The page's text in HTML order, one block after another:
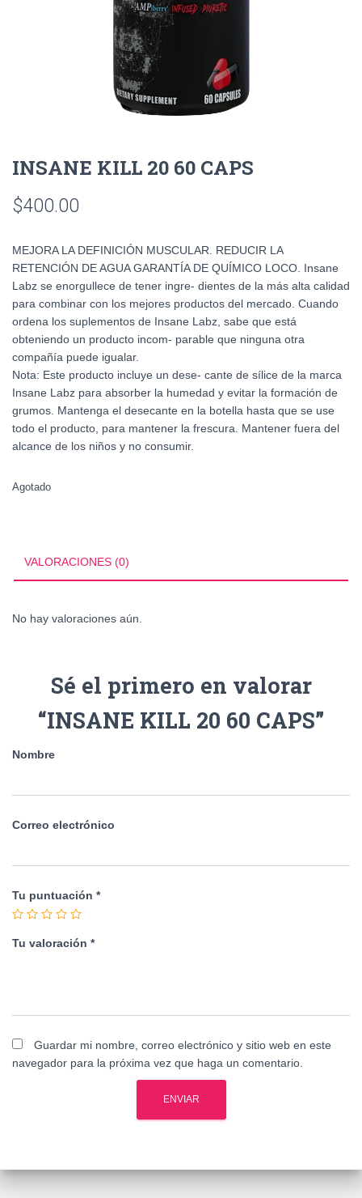
INSANE KILL 20 60 CAPS
$400.00
MEJORA LA DEFINICIÓN MUSCULAR. REDUCIR LA
RETENCIÓN DE AGUA GARANTÍA DE QUÍMICO LOCO. Insane
Labz se enorgullece de tener ingre- dientes de la más alta calidad
para combinar con los mejores productos del mercado. Cuando
ordena los suplementos de Insane Labz, sabe que está
obteniendo un producto incom- parable que ninguna otra
compañía puede igualar.
Nota: Este producto incluye un dese- cante de sílice de la marca
Insane Labz para absorber la humedad y evitar la formación de
grumos. Mantenga el desecante en la botella hasta que se use
todo el producto, para mantener la frescura. Mantener fuera del
alcance de los niños y no consumir.
Agotado
VALORACIONES (0)
No hay valoraciones aún.
Sé el primero en valorar
“INSANE KILL 20 60 CAPS”
Nombre
Correo electrónico
Tu puntuación *
Tu valoración *
Guardar mi nombre, correo electrónico y sitio web en este
navegador para la próxima vez que haga un comentario.